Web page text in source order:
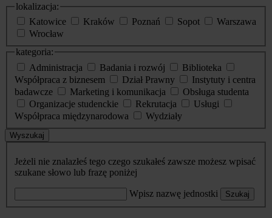
lokalizacja:
Katowice
Kraków Poznań Sopot
Warszawa
Wrocław
kategoria:
Administracja
Badania i rozwój
Biblioteka
Współpraca z biznesem
Dział Prawny
Instytuty i centra
badawcze
Marketing i komunikacja
Obsługa studenta
Organizacje studenckie
Rekrutacja
Usługi
Współpraca międzynarodowa
Wydziały
Wyszukaj
Jeżeli nie znalazłeś tego czego szukałeś zawsze możesz wpisać
szukane słowo lub frazę poniżej
Wpisz nazwę jednostki Szukaj